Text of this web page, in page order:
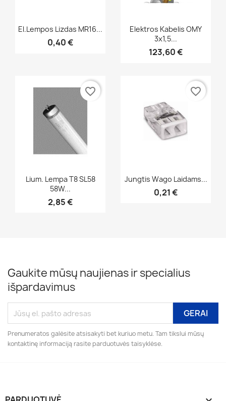
Greita peržiūra
El.lempos Lizdas MR16...
0,40 €
Greita peržiūra
Elektros Kabelis OMY
3x1,5...
123,60 €
Greita peržiūra
Lium. Lempa T8 SL58
58W...
2,85 €
favorite_border
Greita peržiūra
Jungtis Wago Laidams...
0,21 €
favorite_border
Gaukite mūsų naujienas ir specialius
išpardavimus
Prenumeratos galėsite atsisakyti bet kuriuo metu. Tam tikslui mūsų
kontaktinę informaciją rasite parduotuvės taisyklėse.